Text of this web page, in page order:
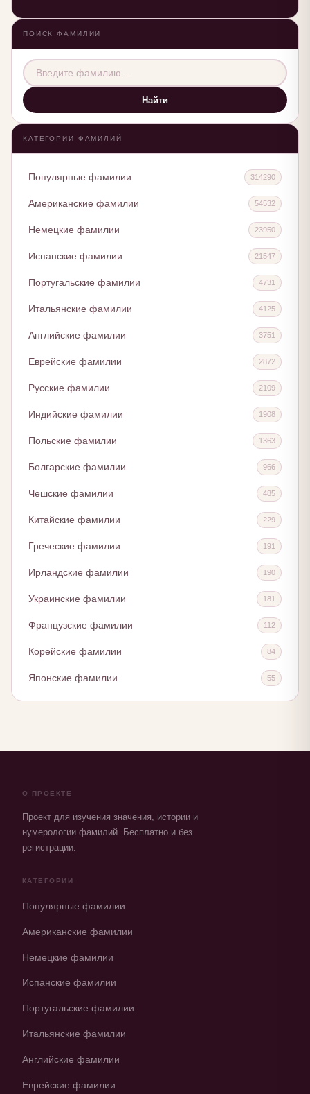
ПОИСК ФАМИЛИИ
Найти
КАТЕГОРИИ ФАМИЛИЙ
Популярные фамилии 314290
Американские фамилии 54532
Немецкие фамилии 23950
Испанские фамилии 21547
Португальские фамилии 4731
Итальянские фамилии 4125
Английские фамилии 3751
Еврейские фамилии 2872
Русские фамилии 2109
Индийские фамилии 1908
Польские фамилии 1363
Болгарские фамилии 966
Чешские фамилии 485
Китайские фамилии 229
Греческие фамилии 191
Ирландские фамилии 190
Украинские фамилии 181
Французские фамилии 112
Корейские фамилии 84
Японские фамилии 55
О ПРОЕКТЕ
Проект для изучения значения, истории и
нумерологии фамилий. Бесплатно и без
регистрации.
КАТЕГОРИИ
Популярные фамилии
Американские фамилии
Немецкие фамилии
Испанские фамилии
Португальские фамилии
Итальянские фамилии
Английские фамилии
Еврейские фамилии